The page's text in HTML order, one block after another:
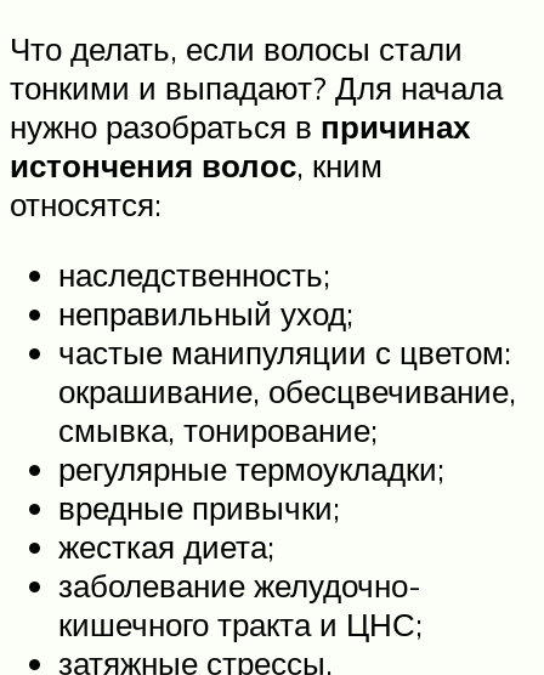
Что делать, если волосы стали
тонкими и выпадают? Для начала
нужно разобраться в причинах
истончения волос, кним
относятся:
наследственность;
неправильный уход;
частые манипуляции с цветом:
окрашивание, обесцвечивание,
смывка, тонирование;
регулярные термоукладки;
вредные привычки;
жесткая диета;
заболевание желудочно-
кишечного тракта и ЦНС;
затяжные стрессы.